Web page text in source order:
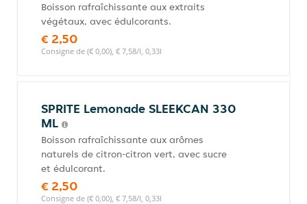
Boisson rafraîchissante aux extraits
végétaux, avec édulcorants.
€ 2,50
Consigne de (€ 0,00), € 7,58/l, 0,33l
SPRITE Lemonade SLEEKCAN 330
ML
Boisson rafraîchissante aux arômes
naturels de citron-citron vert, avec sucre
et édulcorant.
€ 2,50
Consigne de (€ 0,00), € 7,58/l, 0,33l